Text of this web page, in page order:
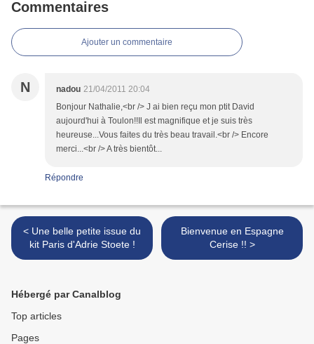
Commentaires
Ajouter un commentaire
N nadou 21/04/2011 20:04
Bonjour Nathalie,<br /> J ai bien reçu mon ptit David
aujourd'hui à Toulon!!Il est magnifique et je suis très
heureuse...Vous faites du très beau travail.<br /> Encore
merci...<br /> A très bientôt...
Répondre
< Une belle petite issue du
kit Paris d'Adrie Stoete !
Bienvenue en Espagne
Cerise !! >
Hébergé par Canalblog
Top articles
Pages